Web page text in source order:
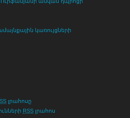
կառույցների
լրահոսը
RSS լրահոս